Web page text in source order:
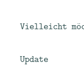
Vielleicht
Update